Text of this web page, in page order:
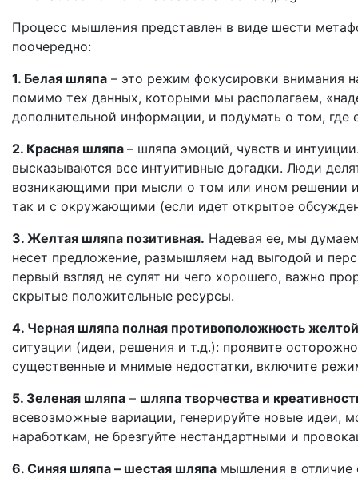
Процесс мышления представлен в виде шести
поочередно:
1. Белая шляпа – это режим фокусировки внимания
помимо тех данных, которыми мы располагаем,
дополнительной информации, и подумать о том, где
2. Красная шляпа – шляпа эмоций, чувств и
высказываются все интуитивные догадки. Люди
возникающими при мысли о том или ином решении
так и с окружающими (если идет открытое
3. Желтая шляпа позитивная. Надевая ее, мы
несет предложение, размышляем над выгодой и
первый взгляд не сулят ни чего хорошего, важно
скрытые положительные ресурсы.
4. Черная шляпа полная противоположность желтой
ситуации (идеи, решения и т.д.): проявите
существенные и мнимые недостатки, включите
5. Зеленая шляпа – шляпа творчества и
всевозможные вариации, генерируйте новые
наработкам, не брезгуйте нестандартными и
6. Синяя шляпа – шестая шляпа мышления в отличие